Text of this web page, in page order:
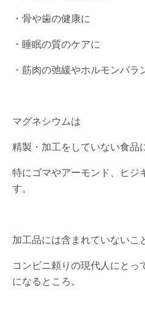
・骨や歯の健康に
・睡眠の質のケアに
・筋肉の弛緩やホルモンバラ
マグネシウムは
精製・加工をしていない食品
特にゴマやアーモンド、ヒジ
す。
加工品には含まれていないこ
コンビニ頼りの現代人にと
になるところ。